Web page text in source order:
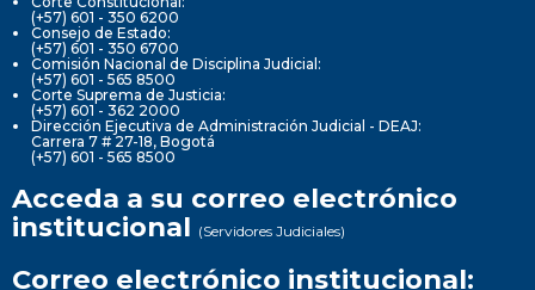
(+57) 601 - 350 6200
Consejo de Estado:
(+57) 601 - 350 6700
Comisión Nacional de Disciplina Judicial:
(+57) 601 - 565 8500
Corte Suprema de Justicia:
(+57) 601 - 362 2000
Dirección Ejecutiva de Administración Judicial - DEAJ:
Carrera 7 # 27-18, Bogotá
(+57) 601 - 565 8500
Acceda a su correo electrónico
institucional (Servidores Judiciales)
Correo electrónico institucional: